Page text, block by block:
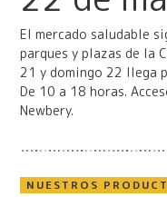
El mercado saludable
parques y plazas de la
21 y domingo 22 llega
De 10 a 18 horas.
Newbery.
NUESTROS